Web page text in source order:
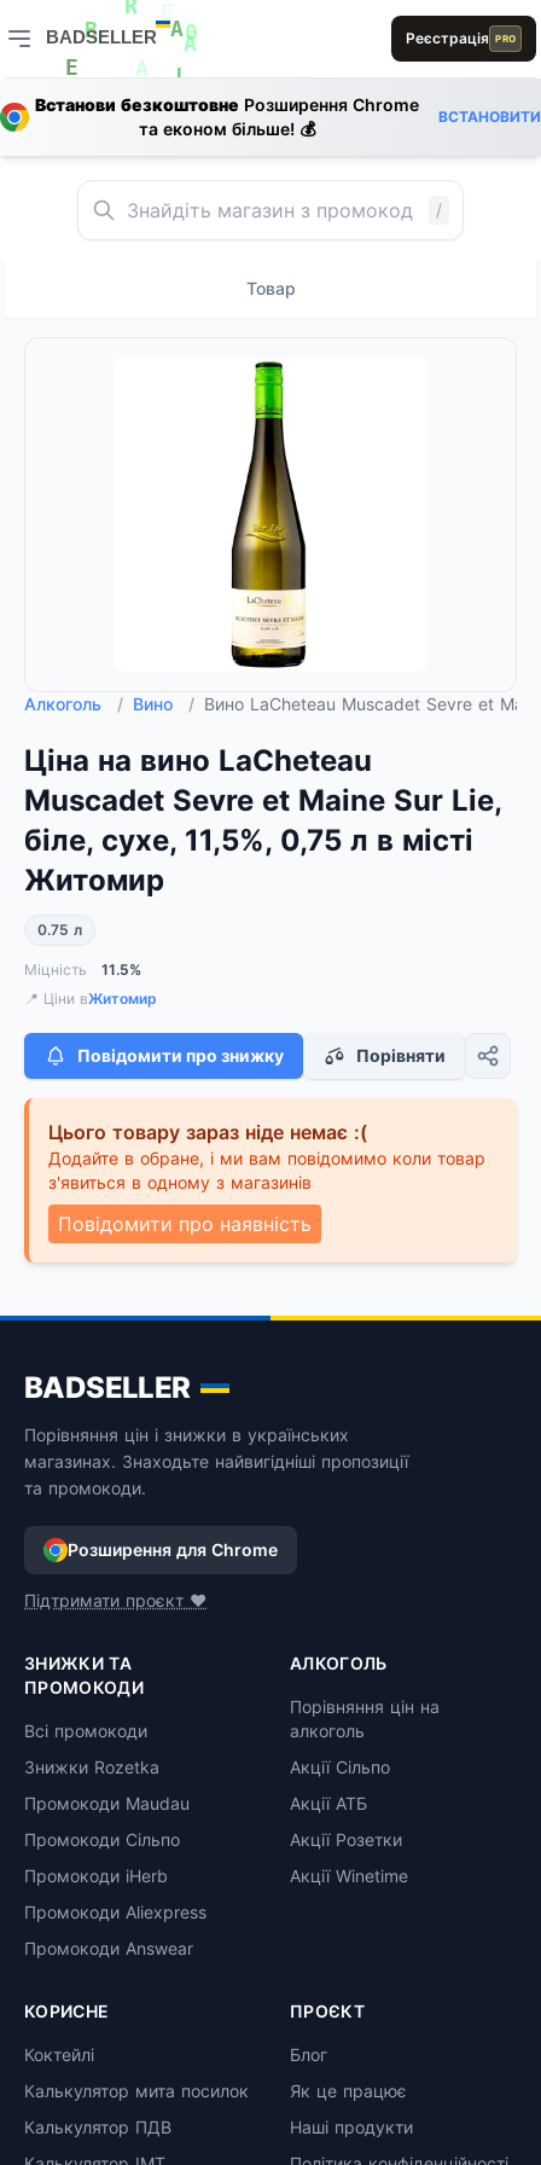
R
B
E
0
B
A
A
E
A
BADSELLER
BADSELLER — порівняння цін і знижки
Реєстрація PRO
Встанови безкоштовне Розширення Chrome
та економ більше! 💰
ВСТАНОВИТИ
/
Товар
Алкоголь / Вино / Вино LaCheteau Muscadet Sevre et
Ціна на вино LaCheteau
Muscadet Sevre et Maine Sur Lie,
біле, сухе, 11,5%, 0,75 л в місті
Житомир
0.75 л
Міцність
11.5%
📍 Ціни вЖитомир
Повідомити про знижку Порівняти
Цього товару зараз ніде немає :(
Додайте в обране, і ми вам повідомимо коли товар
з'явиться в одному з магазинів
Повідомити про наявність
BADSELLER
Порівняння цін і знижки в українських
магазинах. Знаходьте найвигідніші пропозиції
та промокоди.
Розширення для Chrome
Підтримати проєкт ❤️
ЗНИЖКИ ТА
ПРОМОКОДИ
Всі промокоди
Знижки Rozetka
Промокоди Maudau
Промокоди Сільпо
Промокоди iHerb
Промокоди Aliexpress
Промокоди Answear
АЛКОГОЛЬ
Порівняння цін на
алкоголь
Акції Сільпо
Акції АТБ
Акції Розетки
Акції Winetime
КОРИСНЕ
Коктейлі
Калькулятор мита посилок
Калькулятор ПДВ
ПРОЄКТ
Блог
Як це працює
Наші продукти